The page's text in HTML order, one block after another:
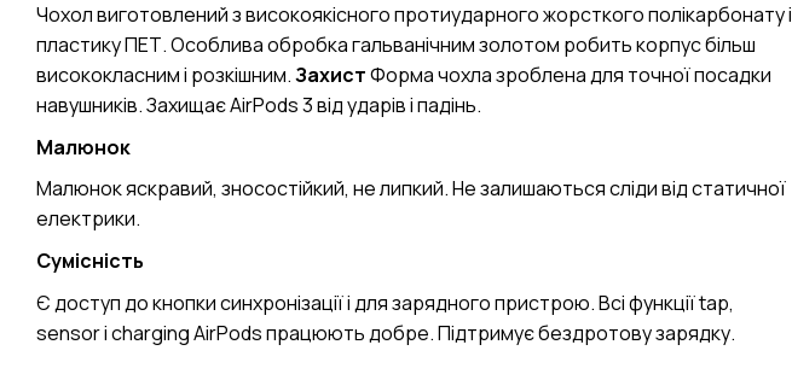
Чохол виготовлений з високоякісного протиударного жорсткого полікарбонату і
пластику ПЕТ. Особлива обробка гальванічним золотом робить корпус більш
висококласним і розкішним.ЗахистФорма чохла зроблена для точної посадки
навушників. Захищає AirPods 3 від ударів і падінь.
Малюнок
Малюнок яскравий, зносостійкий, не липкий. Не залишаються сліди від статичної
електрики.
Сумісність
Є доступ до кнопки синхронізації і для зарядного пристрою. Всі функції tap,
sensor і charging AirPods працюють добре. Підтримує бездротову зарядку.